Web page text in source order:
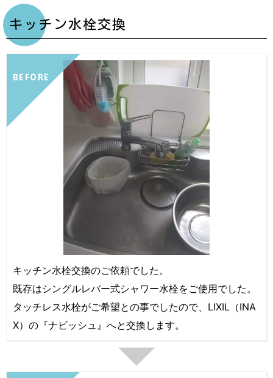
キッチン水栓交換
BEFORE
キッチン水栓交換のご依頼でした。
既存はシングルレバー式シャワー水栓をご使用でした。
タッチレス水栓がご希望との事でしたので、LIXIL（INA
X）の『ナビッシュ』へと交換します。